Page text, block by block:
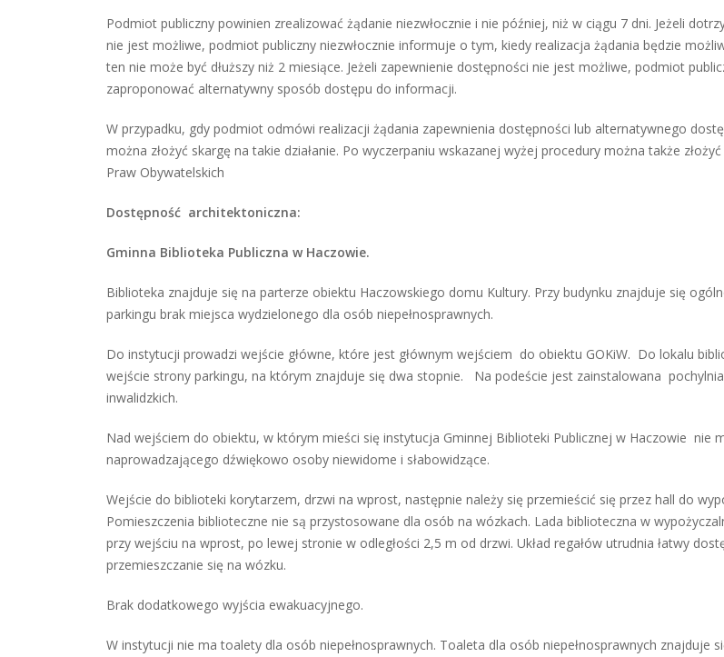
Podmiot publiczny powinien zrealizować żądanie niezwłocznie i nie później, niż w ciągu 7 dni. Jeżeli
nie jest możliwe, podmiot publiczny niezwłocznie informuje o tym, kiedy realizacja żądania będzie
ten nie może być dłuższy niż 2 miesiące. Jeżeli zapewnienie dostępności nie jest możliwe, podmiot
zaproponować alternatywny sposób dostępu do informacji.
W przypadku, gdy podmiot odmówi realizacji żądania zapewnienia dostępności lub alternatywnego
można złożyć skargę na takie działanie. Po wyczerpaniu wskazanej wyżej procedury można także
Praw Obywatelskich
Dostępność architektoniczna:
Gminna Biblioteka Publiczna w Haczowie.
Biblioteka znajduje się na parterze obiektu Haczowskiego domu Kultury. Przy budynku znajduje się
parkingu brak miejsca wydzielonego dla osób niepełnosprawnych.
Do instytucji prowadzi wejście główne, które jest głównym wejściem do obiektu GOKiW. Do lokalu
wejście strony parkingu, na którym znajduje się dwa stopnie. Na podeście jest zainstalowana
inwalidzkich.
Nad wejściem do obiektu, w którym mieści się instytucja Gminnej Biblioteki Publicznej w Haczowie nie
naprowadzającego dźwiękowo osoby niewidome i słabowidzące.
Wejście do biblioteki korytarzem, drzwi na wprost, następnie należy się przemieścić się przez hall do
Pomieszczenia biblioteczne nie są przystosowane dla osób na wózkach. Lada biblioteczna w
przy wejściu na wprost, po lewej stronie w odległości 2,5 m od drzwi. Układ regałów utrudnia łatwy
przemieszczanie się na wózku.
Brak dodatkowego wyjścia ewakuacyjnego.
W instytucji nie ma toalety dla osób niepełnosprawnych. Toaleta dla osób niepełnosprawnych znajduje